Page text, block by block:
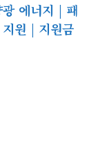
에너지 | 패
원 | 지원금